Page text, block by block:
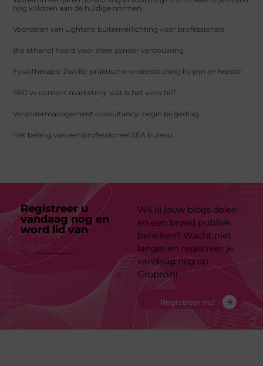
nog voldoen aan de huidige normen
Voordelen van Lightpro buitenverlichting voor professionals
Bio ethanol haard voor sfeer zonder verbouwing
Fysiotherapie Zwolle: praktische ondersteuning bij pijn en herstel
SEO vs content marketing: wat is het verschil?
Verandermanagement consultancy: begin bij gedrag
Het belang van een professioneel SEA bureau
Registreer u
vandaag nog en
word lid van
platform
Wil jij jouw blogs delen
en een breed publiek
bereiken? Wacht niet
langer en registreer je
vandaag nog op
Gropro.nl
Registreer nu!